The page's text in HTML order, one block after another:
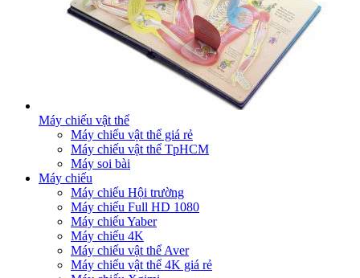
Máy chiếu vật thể
Máy chiếu vật thể giá rẻ
Máy chiếu vật thể TpHCM
Máy soi bài
Máy chiếu
Máy chiếu Hội trường
Máy chiếu Full HD 1080
Máy chiếu Yaber
Máy chiếu 4K
Máy chiếu vật thể Aver
Máy chiếu vật thể 4K giá rẻ